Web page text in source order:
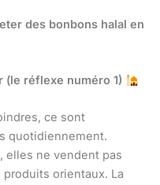
des bonbons halal en
(le réflexe numéro 1)
ce sont
quotidiennement.
elles ne vendent pas
orientaux. La